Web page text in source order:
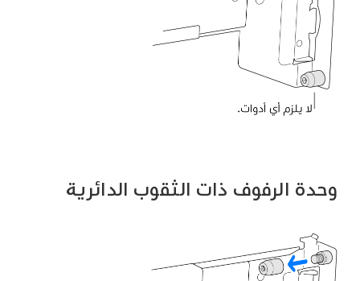
وحدة الرفوف ذات الثقوب الدائرية